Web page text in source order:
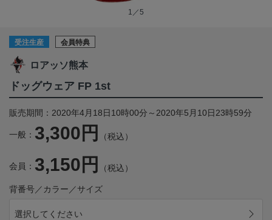
1／5
受注生産 会員特典
ロアッソ熊本
ドッグウェア FP 1st
販売期間：2020年4月18日10時00分～2020年5月10日23時59分
一般： 3,300円 （税込）
会員： 3,150円 （税込）
背番号／カラー／サイズ
選択してください